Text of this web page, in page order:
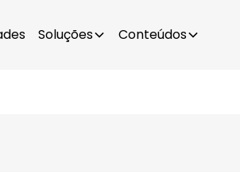
Soluções Conteúdos